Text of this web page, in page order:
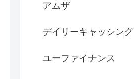
アムザ
デイリーキャッシング
ユーファイナンス